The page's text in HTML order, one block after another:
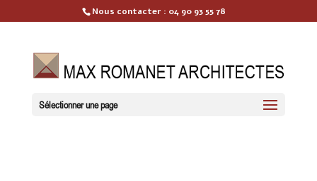
Nous contacter : 04 90 93 55 78
Sélectionner une page